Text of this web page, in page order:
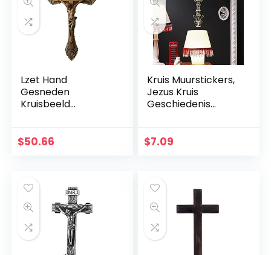
Lzet Hand
Gesneden
Kruisbeeld
Hars Materiaal
$50.66
Kruis Muurstickers,
Jezus Kruis
Geschiedenis
Kruis Muursticker,
Kerstcadeaus voor
vrienden en familie
$7.09